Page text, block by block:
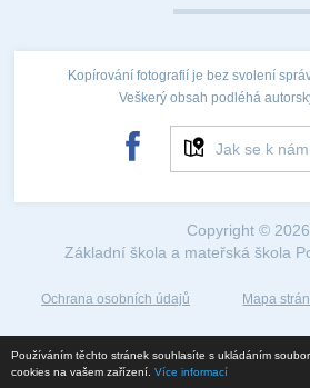
Používáním těchto stránek souhlasíte s ukládáním
cookies na vašem zařízení. Více informací
Kopírování fotografií je bez svolení
Veškerý obsah podléhá
Jak se k
Copyright © 2026
Základní škola a mateřská škola
Ochrana osobních údajů Mapa
©2018